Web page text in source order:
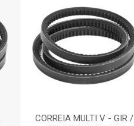
CORREIA MULTI V - GIR /